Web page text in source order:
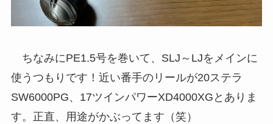
ちなみにPE1.5号を巻いて、SLJ～LJをメインに
使うつもりです！近い番手のリールが20ステラ
SW6000PG、17ツインパワーXD4000XGとありま
す。正直、用途がかぶってます（笑）